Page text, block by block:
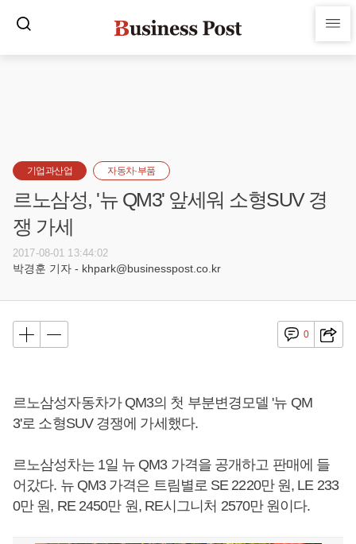
기업과산업 자동차·부품
르노삼성, '뉴 QM3' 앞세워 소형SUV 경
쟁 가세
2017-08-01 13:44:02
박경훈 기자 - khpark@businesspost.co.kr
0
르노삼성자동차가 QM3의 첫 부분변경모델 '뉴 QM
3'로 소형SUV 경쟁에 가세했다.
르노삼성차는 1일 뉴 QM3 가격을 공개하고 판매에 들
어갔다. 뉴 QM3 가격은 트림별로 SE 2220만 원, LE 233
0만 원, RE 2450만 원, RE시그니처 2570만 원이다.